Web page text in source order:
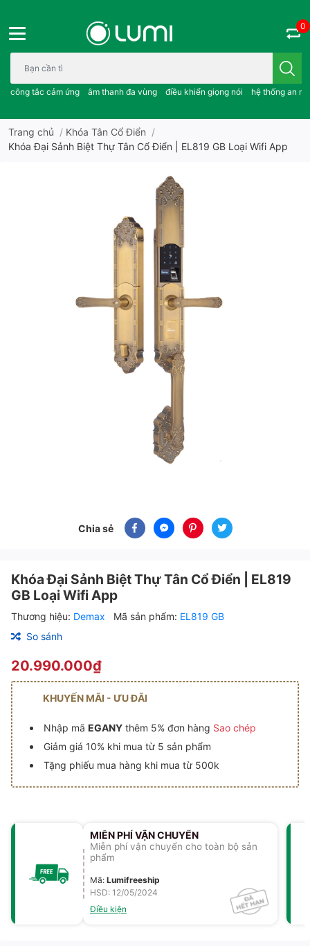
Bạn cần tìm gì..; công tắc cảm ứng..; âm thanh đa vùng ; điều
công tắc cảm ứng âm thanh đa vùng điều khiển giọng nói hệ thống an
0
Trang chủ / Khóa Tân Cổ Điển /
Khóa Đại Sảnh Biệt Thự Tân Cổ Điển | EL819 GB Loại Wifi App
Chia sẻ
Khóa Đại Sảnh Biệt Thự Tân Cổ Điển | EL819
GB Loại Wifi App
Thương hiệu: Demax Mã sản phẩm: EL819 GB
So sánh
20.990.000₫
KHUYẾN MÃI - ƯU ĐÃI
Nhập mã EGANYthêm 5% đơn hàng Sao chép
Giảm giá 10% khi mua từ 5 sản phẩm
Tặng phiếu mua hàng khi mua từ 500k
MIỄN PHÍ VẬN CHUYỂN
Miễn phí vận chuyển cho toàn bộ sản
phẩm
Mã: Lumifreeship
HSD: 12/05/2024
Điều kiện